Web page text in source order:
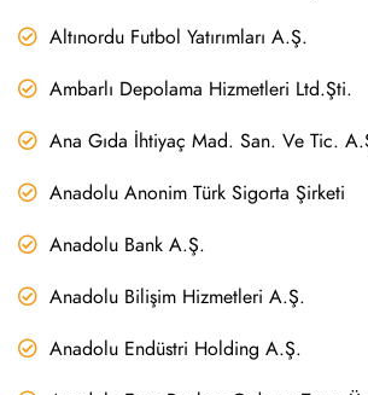
Altınordu Futbol Yatırımları A.Ş.
Ambarlı Depolama Hizmetleri Ltd.Şti.
Ana Gıda İhtiyaç Mad. San. Ve Tic.
Anadolu Anonim Türk Sigorta Şirketi
Anadolu Bank A.Ş.
Anadolu Bilişim Hizmetleri A.Ş.
Anadolu Endüstri Holding A.Ş.